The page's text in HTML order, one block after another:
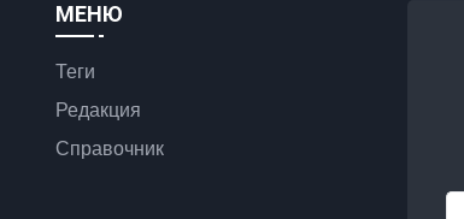
МЕНЮ
Теги
Редакция
Справочник